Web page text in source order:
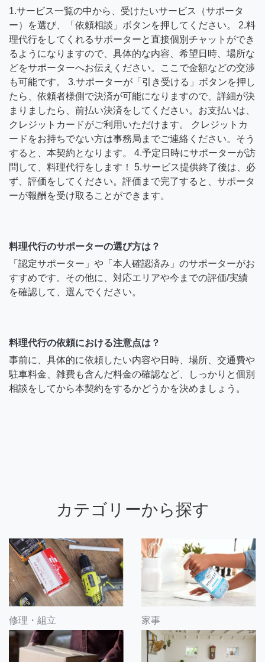
1.サービス一覧の中から、受けたいサービス（サポータ
ー）を選び、「依頼相談」ボタンを押してください。 2.料
理代行をしてくれるサポーターと直接個別チャットができ
るようになりますので、具体的な内容、希望日時、場所な
どをサポーターへお伝えください。ここで金額などの交渉
も可能です。 3.サポーターが「引き受ける」ボタンを押し
たら、依頼者様側で決済が可能になりますので、詳細が決
まりましたら、前払い決済をしてください。お支払いは、
クレジットカードがご利用いただけます。 クレジットカ
ードをお持ちでない方は事務局までご連絡ください。そう
すると、本契約となります。 4.予定日時にサポーターが訪
問して、料理代行をします！ 5.サービス提供終了後は、必
ず、評価をしてください。評価まで完了すると、サポータ
ーが報酬を受け取ることができます。
料理代行のサポーターの選び方は？
「認定サポーター」や「本人確認済み」のサポーターがお
すすめです。その他に、対応エリアや今までの評価/実績
を確認して、選んでください。
料理代行の依頼における注意点は？
事前に、具体的に依頼したい内容や日時、場所、交通費や
駐車料金、雑費も含んだ料金の確認など、しっかりと個別
相談をしてから本契約をするかどうかを決めましょう。
カテゴリーから探す
修理・組立 家事